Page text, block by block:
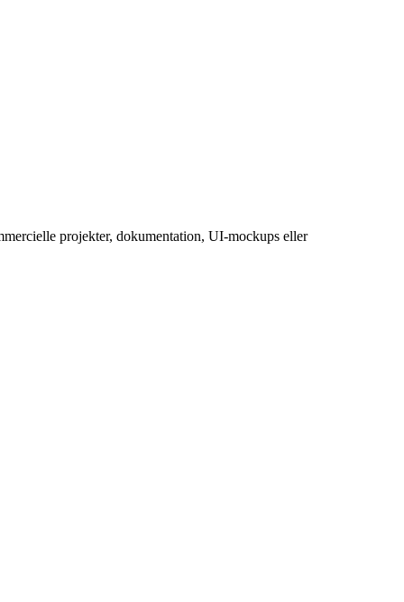
projekter, dokumentation, UI-mockups eller